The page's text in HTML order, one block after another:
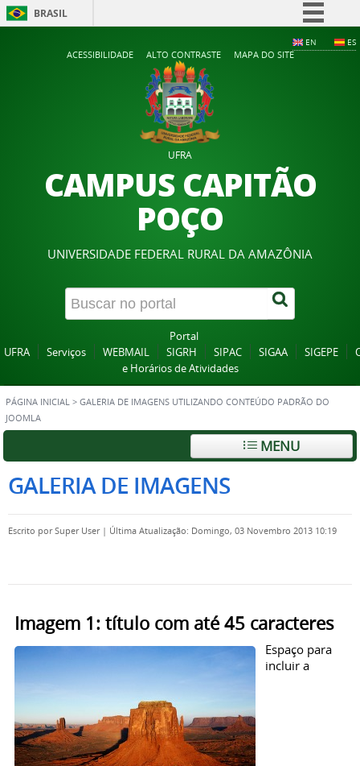
BRASIL
Acesso à informação
EN ES
ACESSIBILIDADE ALTO CONTRASTE MAPA DO SITE
UFRA
CAMPUS CAPITÃO
POÇO
UNIVERSIDADE FEDERAL RURAL DA AMAZÔNIA
Portal
UFRA
Serviços WEBMAIL SIGRH SIPAC SIGAA SIGEPE
e Horários de Atividades
PÁGINA INICIAL > GALERIA DE IMAGENS UTILIZANDO CONTEÚDO PADRÃO DO
JOOMLA
MENU
GALERIA DE IMAGENS
Escrito porSuper User | Última Atualização: Domingo, 03 Novembro 2013 10:19
Imagem 1: título com até 45 caracteres
Espaço para
incluir a